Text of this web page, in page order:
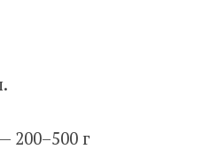
200–500 г